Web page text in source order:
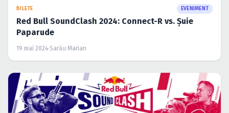
BILETE EVENIMENT
Red Bull SoundClash 2024: Connect-R vs. Șuie
Paparude
19 mai 2024·Sarău Marian